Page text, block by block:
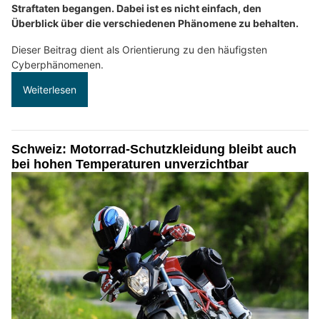
Straftaten begangen. Dabei ist es nicht einfach, den
Überblick über die verschiedenen Phänomene zu behalten.
Dieser Beitrag dient als Orientierung zu den häufigsten
Cyberphänomenen.
Weiterlesen
Schweiz: Motorrad-Schutzkleidung bleibt auch
bei hohen Temperaturen unverzichtbar